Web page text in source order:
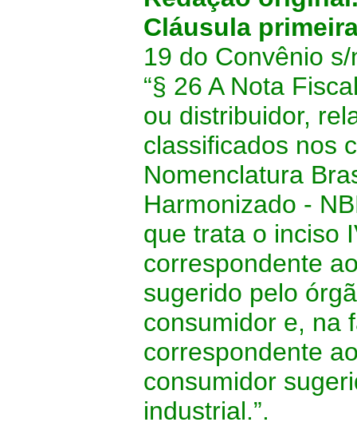
Cláusula
19 do Convênio
“§ 26 A Nota
ou distribuidor,
classificados nos
Nomenclatura
Harmonizado -
que trata o inciso
correspondente
sugerido pelo
consumidor e, na
correspondente
consumidor
industrial.”.